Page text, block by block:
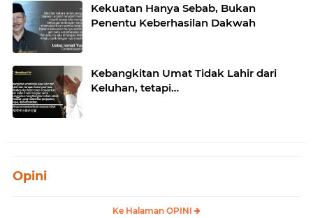
Kekuatan Hanya Sebab, Bukan
Penentu Keberhasilan Dakwah
Kebangkitan Umat Tidak Lahir dari
Keluhan, tetapi…
Opini
Ke Halaman OPINI